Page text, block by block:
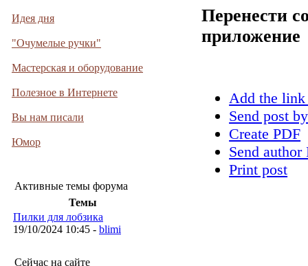
Идея дня
"Очумелые ручки"
Мастерская и оборудование
Полезное в Интернете
Вы нам писали
Юмор
Активные темы форума
Темы
Пилки для лобзика
19/10/2024 10:45 - blimi
Сейчас на сайте
Перенести
приложение
Add the
Send post
Create PDF
Send
Print post